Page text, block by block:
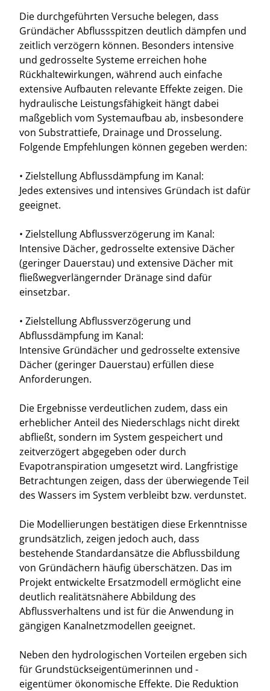
Die durchgeführten Versuche belegen, dass
Gründächer Abflussspitzen deutlich dämpfen und
zeitlich verzögern können. Besonders intensive
und gedrosselte Systeme erreichen hohe
Rückhaltewirkungen, während auch einfache
extensive Aufbauten relevante Effekte zeigen. Die
hydraulische Leistungsfähigkeit hängt dabei
maßgeblich vom Systemaufbau ab, insbesondere
von Substrattiefe, Drainage und Drosselung.
Folgende Empfehlungen können gegeben werden:
• Zielstellung Abflussdämpfung im Kanal:
Jedes extensives und intensives Gründach ist dafür
geeignet.
• Zielstellung Abflussverzögerung im Kanal:
Intensive Dächer, gedrosselte extensive Dächer
(geringer Dauerstau) und extensive Dächer mit
fließwegverlängernder Dränage sind dafür
einsetzbar.
• Zielstellung Abflussverzögerung und
Abflussdämpfung im Kanal:
Intensive Gründächer und gedrosselte extensive
Dächer (geringer Dauerstau) erfüllen diese
Anforderungen.
Die Ergebnisse verdeutlichen zudem, dass ein
erheblicher Anteil des Niederschlags nicht direkt
abfließt, sondern im System gespeichert und
zeitverzögert abgegeben oder durch
Evapotranspiration umgesetzt wird. Langfristige
Betrachtungen zeigen, dass der überwiegende Teil
des Wassers im System verbleibt bzw. verdunstet.
Die Modellierungen bestätigen diese Erkenntnisse
grundsätzlich, zeigen jedoch auch, dass
bestehende Standardansätze die Abflussbildung
von Gründächern häufig überschätzen. Das im
Projekt entwickelte Ersatzmodell ermöglicht eine
deutlich realitätsnähere Abbildung des
Abflussverhaltens und ist für die Anwendung in
gängigen Kanalnetzmodellen geeignet.
Neben den hydrologischen Vorteilen ergeben sich
für Grundstückseigentümerinnen und -
eigentümer ökonomische Effekte. Die Reduktion